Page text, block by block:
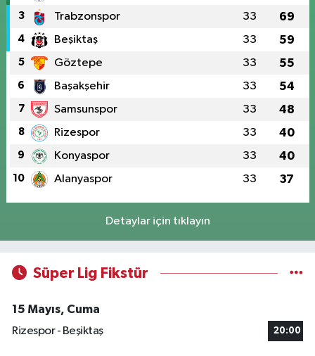
3 Trabzonspor 33 69
4 Beşiktaş 33 59
5 Göztepe 33 55
6 Başakşehir 33 54
7 Samsunspor 33 48
8 Rizespor 33 40
9 Konyaspor 33 40
10 Alanyaspor 33 37
Detaylar için tıklayın
Süper Lig Fikstür
15 Mayıs, Cuma
Rizespor - Beşiktaş
20:00